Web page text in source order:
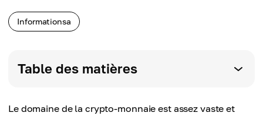
Informationsa
Table des matières
Le domaine de la crypto-monnaie est assez vaste et